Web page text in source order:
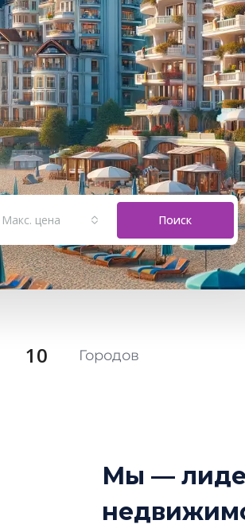
Макс. цена Поиск
10 Городов
Мы —